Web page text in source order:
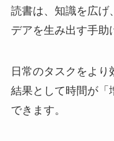
読書は、知識を広げ
デアを生み出す手助
日常のタスクをより
結果として時間が「
できます。